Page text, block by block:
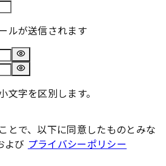
ルが送信されます
文字を区別します。
とで、以下に同意したものとみな
よび プライバシーポリシー